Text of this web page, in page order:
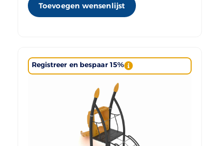
Toevoegen wensenlijst
Registreer en bespaar 15%